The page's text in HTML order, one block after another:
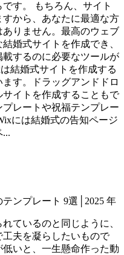
す。 もちろん、サイト
から、あなたに最適な方
りません。最高のウェブ
婚式サイトを作成でき、
するのに必要なツールが
結婚式サイトを作成する
す。ドラッグアンドドロ
イトを作成することもで
レートや祝福テンプレー
には結婚式の告知ページ
...
ンプレート 9選│2025 年
ているのと同じように、
夫を凝らしたいもので
いと、一生懸命作った動